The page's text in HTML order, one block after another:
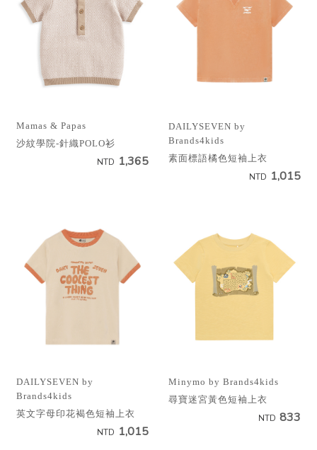
Mamas & Papas
沙紋學院-針織POLO衫
NTD 1,365
DAILYSEVEN by
Brands4kids
素面標語橘色短袖上衣
NTD 1,015
DAILYSEVEN by
Brands4kids
英文字母印花褐色短袖上衣
NTD 1,015
Minymo by Brands4kids
尋寶迷宮黃色短袖上衣
NTD 833